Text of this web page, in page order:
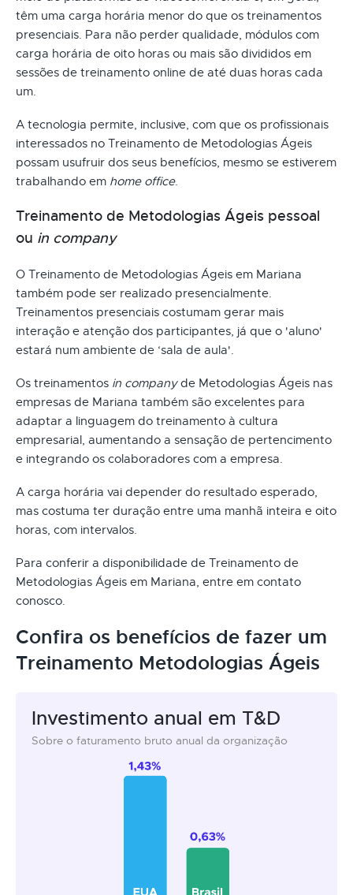
têm uma carga horária menor do que os treinamentos
presenciais. Para não perder qualidade, módulos com
carga horária de oito horas ou mais são divididos em
sessões de treinamento online de até duas horas cada
um.
A tecnologia permite, inclusive, com que os profissionais
interessados no Treinamento de Metodologias Ágeis
possam usufruir dos seus benefícios, mesmo se estiverem
trabalhando em home office.
Treinamento de Metodologias Ágeis pessoal
ou in company
O Treinamento de Metodologias Ágeis em Mariana
também pode ser realizado presencialmente.
Treinamentos presenciais costumam gerar mais
interação e atenção dos participantes, já que o 'aluno'
estará num ambiente de ‘sala de aula'.
Os treinamentos in companyde Metodologias Ágeis nas
empresas de Mariana também são excelentes para
adaptar a linguagem do treinamento à cultura
empresarial, aumentando a sensação de pertencimento
e integrando os colaboradores com a empresa.
A carga horária vai depender do resultado esperado,
mas costuma ter duração entre uma manhã inteira e oito
horas, com intervalos.
Para conferir a disponibilidade de Treinamento de
Metodologias Ágeis em Mariana, entre em contato
conosco.
Confira os benefícios de fazer um
Treinamento Metodologias Ágeis
Investimento anual em T&D
Sobre o faturamento bruto anual da organização